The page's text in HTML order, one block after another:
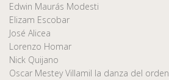
Edwin Maurás Modesti
Elizam Escobar
José Alicea
Lorenzo Homar
Nick Quijano
Oscar Mestey Villamil la danza del orden